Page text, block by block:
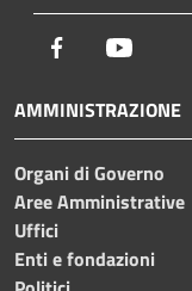
Facebook
AMMINISTRAZIONE
Organi di Governo
Aree Amministrative
Uffici
Enti e fondazioni